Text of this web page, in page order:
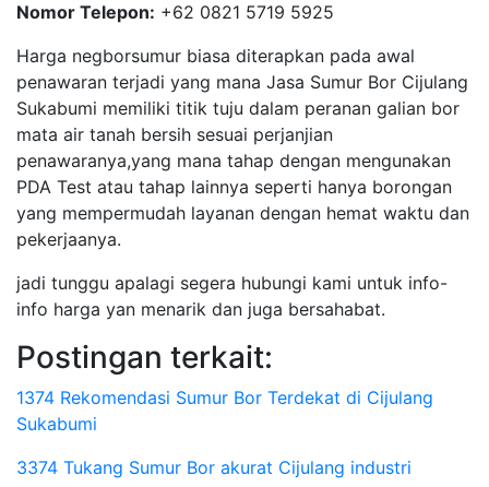
Nomor Telepon: +62 0821 5719 5925
Harga negborsumur biasa diterapkan pada awal
penawaran terjadi yang mana Jasa Sumur Bor Cijulang
Sukabumi memiliki titik tuju dalam peranan galian bor
mata air tanah bersih sesuai perjanjian
penawaranya,yang mana tahap dengan mengunakan
PDA Test atau tahap lainnya seperti hanya borongan
yang mempermudah layanan dengan hemat waktu dan
pekerjaanya.
jadi tunggu apalagi segera hubungi kami untuk info-
info harga yan menarik dan juga bersahabat.
Postingan terkait:
1374 Rekomendasi Sumur Bor Terdekat di Cijulang
Sukabumi
3374 Tukang Sumur Bor akurat Cijulang industri